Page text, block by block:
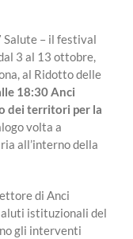
Salute – il festival
3 al 13 ottobre,
al Ridotto delle
18:30 Anci
dei territori per la
volta a
all’interno della
di Anci
istituzionali del
gli interventi